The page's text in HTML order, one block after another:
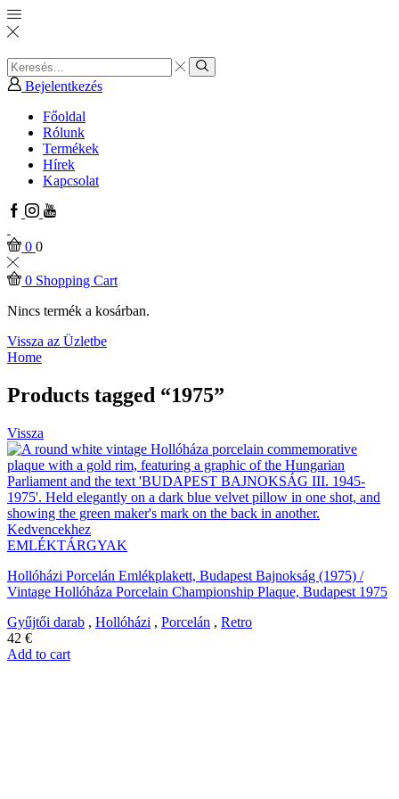
Search
input
Search
Bejelentkezés
Főoldal
Rólunk
Termékek
Hírek
Kapcsolat
Facebook
Instagram
Youtube
0 0
0 Shopping Cart
Nincs termék a kosárban.
Vissza az Üzletbe
Home
Products tagged “1975”
Vissza
Kedvencekhez
EMLÉKTÁRGYAK
Hollóházi Porcelán Emlékplakett, Budapest Bajnokság (1975) /
Vintage Hollóháza Porcelain Championship Plaque, Budapest 1975
Gyűjtői darab , Hollóházi , Porcelán , Retro
42 €
Add to cart